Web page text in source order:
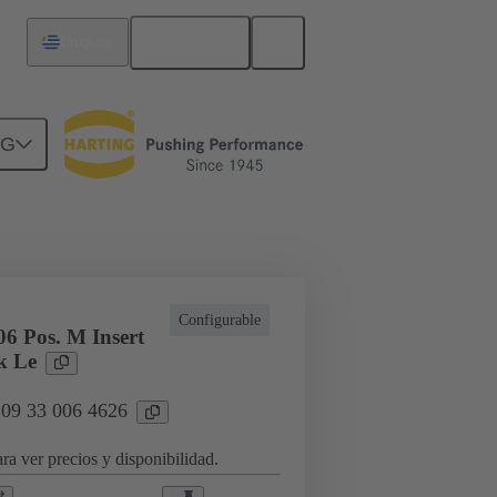
especiales
Configurable
Pos. M Insert
Le
33 006 4626
ver precios y disponibilidad.